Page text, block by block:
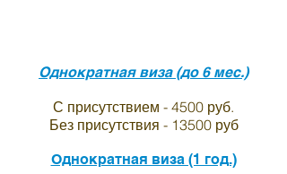
Однократная виза (до 6 мес.)
С присутствием - 4500 руб.
Без присутствия - 13500 руб
Однократная виза (1 год.)